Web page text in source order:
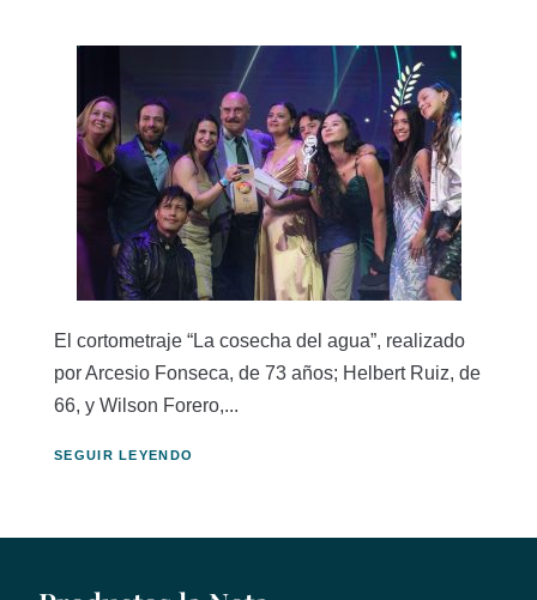
El cortometraje “La cosecha del agua”, realizado
por Arcesio Fonseca, de 73 años; Helbert Ruiz, de
66, y Wilson Forero,...
SEGUIR LEYENDO